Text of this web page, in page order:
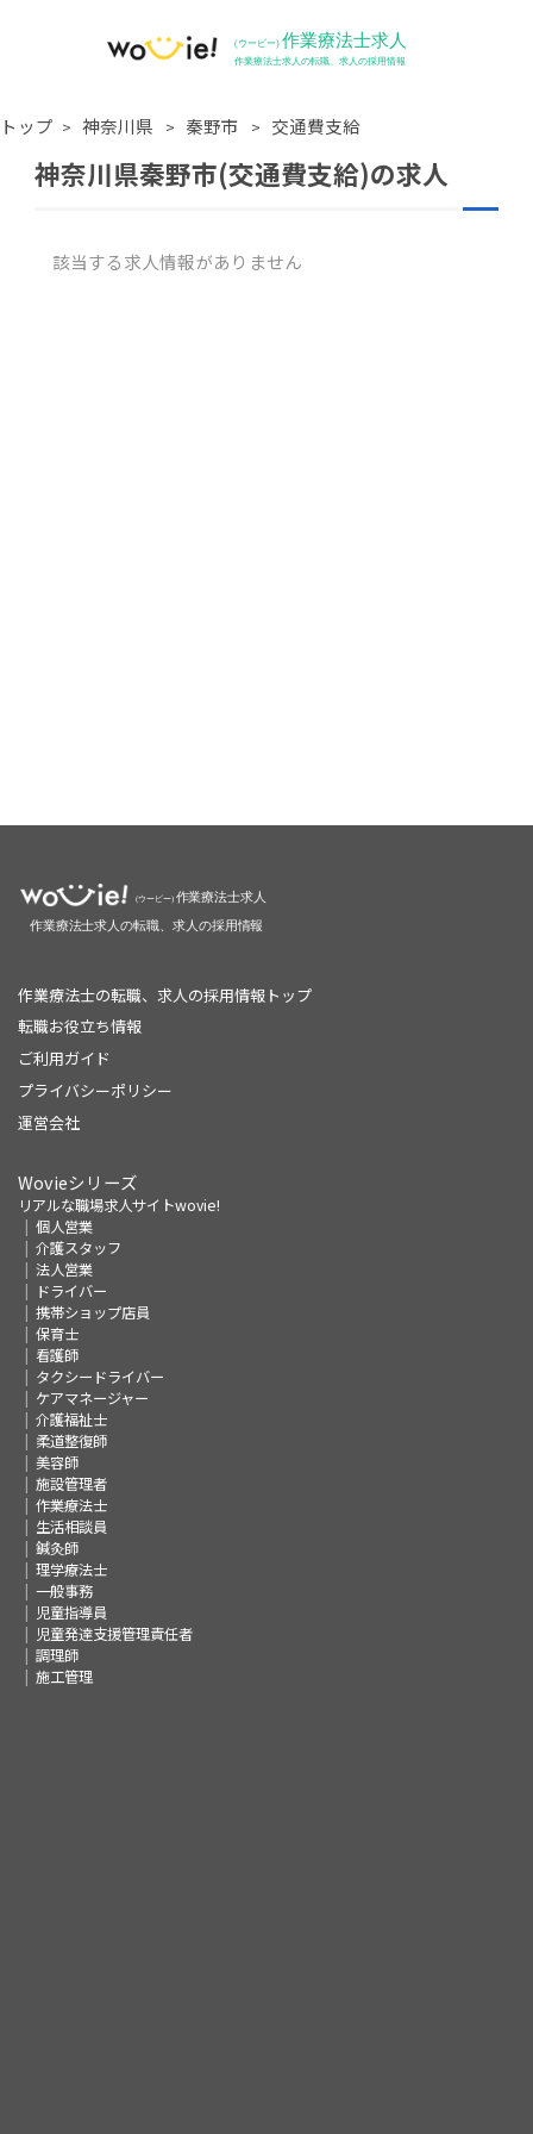
トップ 神奈川県 秦野市 交通費支給
神奈川県秦野市(交通費支給)の求人
該当する求人情報がありません
作業療法士の転職、求人の採用情報トップ
転職お役立ち情報
ご利用ガイド
プライバシーポリシー
運営会社
Wovieシリーズ
リアルな職場求人サイトwovie!
個人営業
介護スタッフ
法人営業
ドライバー
携帯ショップ店員
保育士
看護師
タクシードライバー
ケアマネージャー
介護福祉士
柔道整復師
美容師
施設管理者
作業療法士
生活相談員
鍼灸師
理学療法士
一般事務
児童指導員
児童発達支援管理責任者
調理師
施工管理